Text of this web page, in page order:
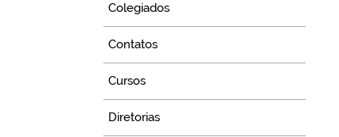
Colegiados
Contatos
Cursos
Diretorias